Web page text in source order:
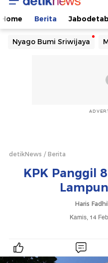
Home Berita
Nyago Bumi Sriwijaya
detikNews Berita
KPK Panggil
Haris
Kamis, 14